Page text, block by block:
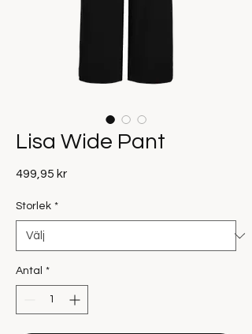
Lisa Wide Pant
499,95 krPris
Storlek *
Antal *